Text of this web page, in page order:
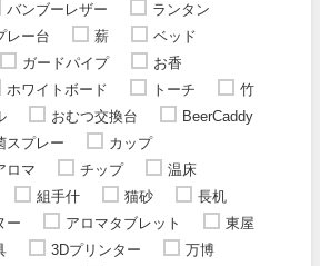
バンブーレザー
ランタン
レー台 薪
ベッド
ガードパイプ
お香
ホワイトボード トーチ
竹
おむつ交換台
BeerCaddy
スプレー
カップ
ロマ チップ
温床
組手什 猫砂
長机
ー アロマタブレット
東屋
3Dプリンター
万博